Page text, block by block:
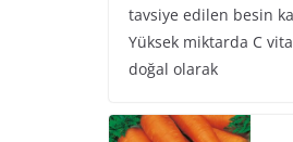
tavsiye edilen besin
Yüksek miktarda C
doğal olarak